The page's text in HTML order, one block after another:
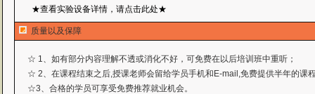
★查看实验设备详情，请点击此处★
质量以及保障
☆ 1、如有部分内容理解不透或消化不好，可免费在以后培训班中重听；
☆ 2、在课程结束之后,授课老师会留给学员手机和E-mail,免费提供半年的课
☆3、合格的学员可享受免费推荐就业机会。